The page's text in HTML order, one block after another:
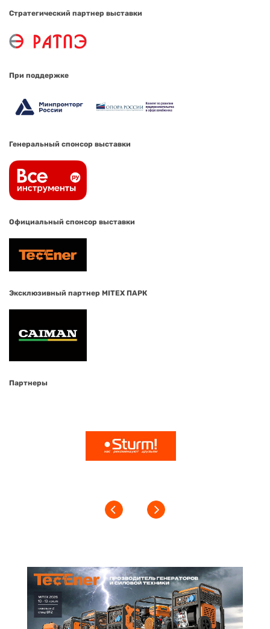
Стратегический партнер выставки
При поддержке
Генеральный спонсор выставки
Официальный спонсор выставки
Эксклюзивный партнер MITEX ПАРК
Партнеры